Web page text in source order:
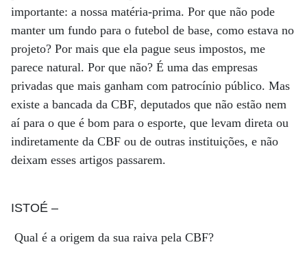
importante: a nossa matéria-prima. Por que não pode
manter um fundo para o futebol de base, como estava no
projeto? Por mais que ela pague seus impostos, me
parece natural. Por que não? É uma das empresas
privadas que mais ganham com patrocínio público. Mas
existe a bancada da CBF, deputados que não estão nem
aí para o que é bom para o esporte, que levam direta ou
indiretamente da CBF ou de outras instituições, e não
deixam esses artigos passarem.
ISTOÉ –
Qual é a origem da sua raiva pela CBF?